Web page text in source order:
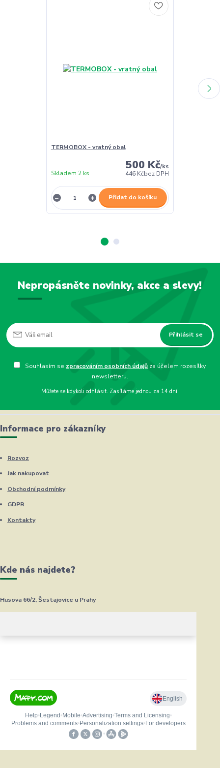
TERMOBOX - vratný obal
500 Kč/ks
446 Kčbez DPH
Skladem 2 ks
Přidat do košíku
Nepropásněte novinky, akce a slevy!
Přihlásit se
Souhlasím se zpracováním osobních údajů za účelem rozesílky
newsletteru.
Můžete se kdykoli odhlásit. Zasíláme jednou za 14 dní.
Informace pro zákazníky
Rozvoz
Jak nakupovat
Obchodní podmínky
GDPR
Kontakty
Kde nás najdete?
Husova 66/2, Šestajovice u Prahy